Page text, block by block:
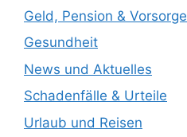
Geld, Pension & Vorsorge
Gesundheit
News und Aktuelles
Schadenfälle & Urteile
Urlaub und Reisen